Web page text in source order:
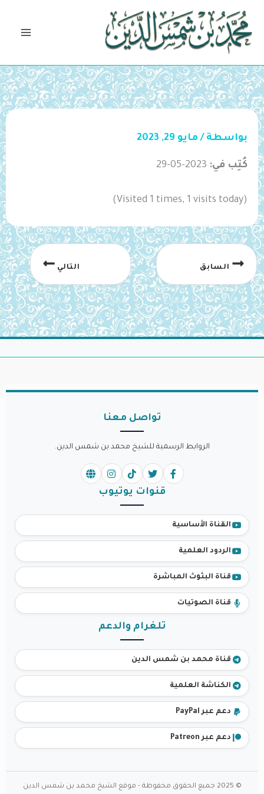
تخطي
المحتوى
بواسطة / مايو 29, 2023
كُتِب في: 2023-05-29
(Visited 1 times, 1 visits today)
السابق التالي
تواصل معنا
الروابط الرسمية للشيخ محمد بن شمس الدين.
قنوات يوتيوب
القناة الأساسية
الردود العلمية
قناة البثوث المباشرة
قناة الصوتيات
تلغرام والدعم
قناة محمد بن شمس الدين
الكناشة العلمية
دعم عبر PayPal
دعم عبر Patreon
© 2025 جميع الحقوق محفوظة - موقع الشيخ محمد بن شمس الدين